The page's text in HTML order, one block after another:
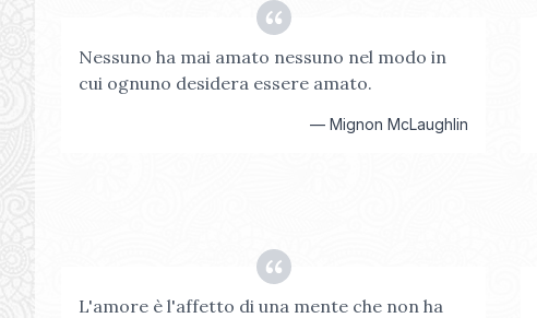
Nessuno ha mai amato nessuno nel modo in
cui ognuno desidera essere amato.
—Mignon McLaughlin
L'amore è l'affetto di una mente che non ha